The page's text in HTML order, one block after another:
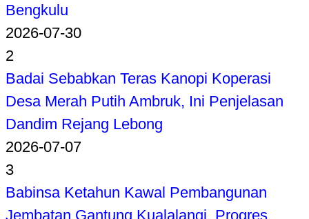
Bengkulu
2026-07-30
2
Badai Sebabkan Teras Kanopi Koperasi
Desa Merah Putih Ambruk, Ini Penjelasan
Dandim Rejang Lebong
2026-07-07
3
Babinsa Ketahun Kawal Pembangunan
Jembatan Gantung Kualalangi, Progres